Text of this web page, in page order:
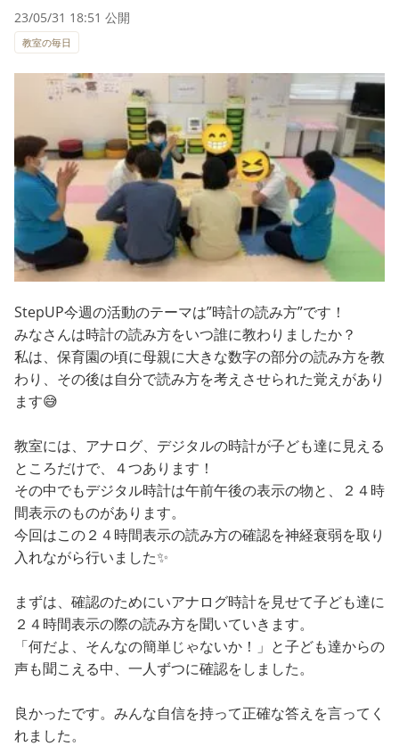
23/05/31 18:51 公開
教室の毎日
StepUP今週の活動のテーマは”時計の読み方”です！
みなさんは時計の読み方をいつ誰に教わりましたか？
私は、保育園の頃に母親に大きな数字の部分の読み方を教
わり、その後は自分で読み方を考えさせられた覚えがあり
ます😅
教室には、アナログ、デジタルの時計が子ども達に見える
ところだけで、４つあります！
その中でもデジタル時計は午前午後の表示の物と、２４時
間表示のものがあります。
今回はこの２４時間表示の読み方の確認を神経衰弱を取り
入れながら行いました✨
まずは、確認のためにいアナログ時計を見せて子ども達に
２４時間表示の際の読み方を聞いていきます。
「何だよ、そんなの簡単じゃないか！」と子ども達からの
声も聞こえる中、一人ずつに確認をしました。
良かったです。みんな自信を持って正確な答えを言ってく
れました。